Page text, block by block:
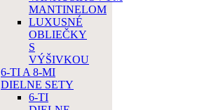
MANTINELOM
LUXUSNÉ
OBLIEČKY
S
VÝŠIVKOU
6-TI A 8-MI
DIELNE SETY
6-TI